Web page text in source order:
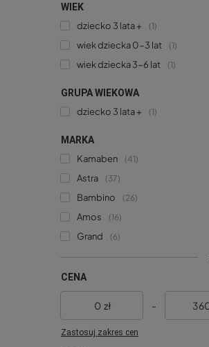
WIEK
dziecko 3 lata +
1
wiek dziecka 0-3 lat 1
wiek dziecka 3-6 lat 1
GRUPA WIEKOWA
dziecko 3 lata +
1
MARKA
Kamaben
41
Astra 37
Bambino 26
Amos 16
Grand
6
CENA
zł -
Zastosuj zakres cen